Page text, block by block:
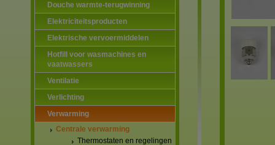
Douche warmte-terugwinning
Elektriciteitsproducten
Elektrische vervoermiddelen
Hotfill voor wasmachines en
vaatwassers
Ventilatie
Verlichting
Verwarming
Centrale verwarming
Thermostaten en regelingen